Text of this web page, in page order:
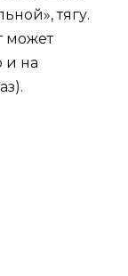
тягу.
может
и на